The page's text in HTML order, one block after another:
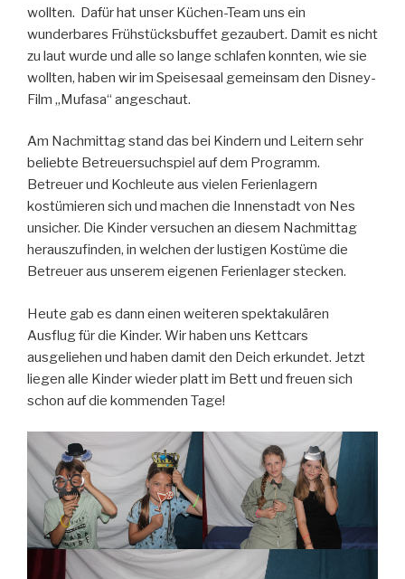
wollten. Dafür hat unser Küchen-Team uns ein
wunderbares Frühstücksbuffet gezaubert. Damit es nicht
zu laut wurde und alle so lange schlafen konnten, wie sie
wollten, haben wir im Speisesaal gemeinsam den Disney-
Film „Mufasa“ angeschaut.
Am Nachmittag stand das bei Kindern und Leitern sehr
beliebte Betreuersuchspiel auf dem Programm.
Betreuer und Kochleute aus vielen Ferienlagern
kostümieren sich und machen die Innenstadt von Nes
unsicher. Die Kinder versuchen an diesem Nachmittag
herauszufinden, in welchen der lustigen Kostüme die
Betreuer aus unserem eigenen Ferienlager stecken.
Heute gab es dann einen weiteren spektakulären
Ausflug für die Kinder. Wir haben uns Kettcars
ausgeliehen und haben damit den Deich erkundet. Jetzt
liegen alle Kinder wieder platt im Bett und freuen sich
schon auf die kommenden Tage!